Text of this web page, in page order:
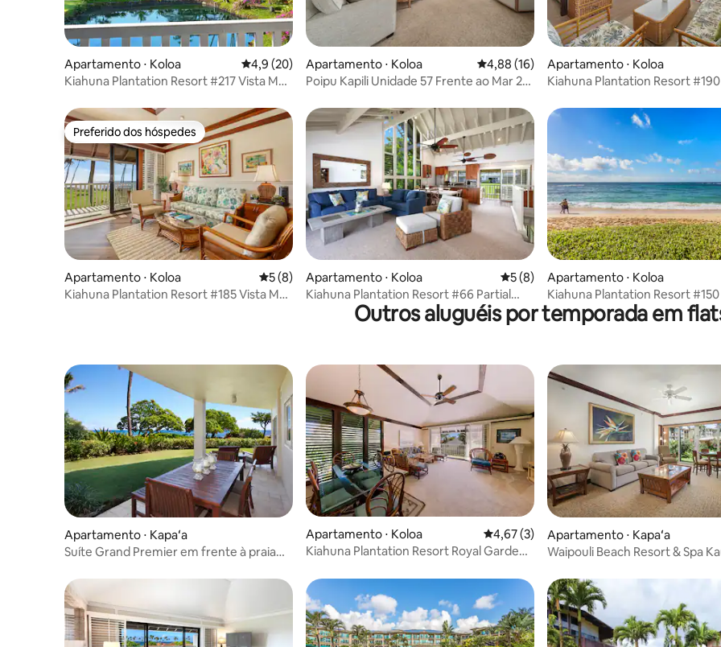
Apartamento ⋅ Koloa 4,9 de uma avaliação média de 5, 20 avaliações
4,9 (20)
Kiahuna Plantation Resort #217 Vista Mar
Apartamento ⋅ Koloa 4,88 de uma avaliação média de 5, 16
4,88 (16)
Poipu Kapili Unidade 57 Frente ao Mar 2
Apartamento ⋅ Koloa
Kiahuna Plantation Resort #190
Preferido dos hóspedes
Preferido dos hóspedes
Apartamento ⋅ Koloa 5 de uma avaliação média de 5, 8 avaliações
5 (8)
Kiahuna Plantation Resort #185 Vista Mar
Apartamento ⋅ Koloa 5 de uma avaliação média de 5, 8
5 (8)
Kiahuna Plantation Resort #66 Partial
Ocean 2Q/2B
Apartamento ⋅ Koloa
Kiahuna Plantation Resort #150
Garden 1Q/1B
Outros aluguéis por temporada em
Apartamento ⋅ Kapaʻa
Suíte Grand Premier em frente à praia
Apartamento ⋅ Koloa 4,67 de uma avaliação média de 5, 3
4,67 (3)
Kiahuna Plantation Resort Royal Garden
Apartamento ⋅ Kapaʻa
Waipouli Beach Resort & Spa